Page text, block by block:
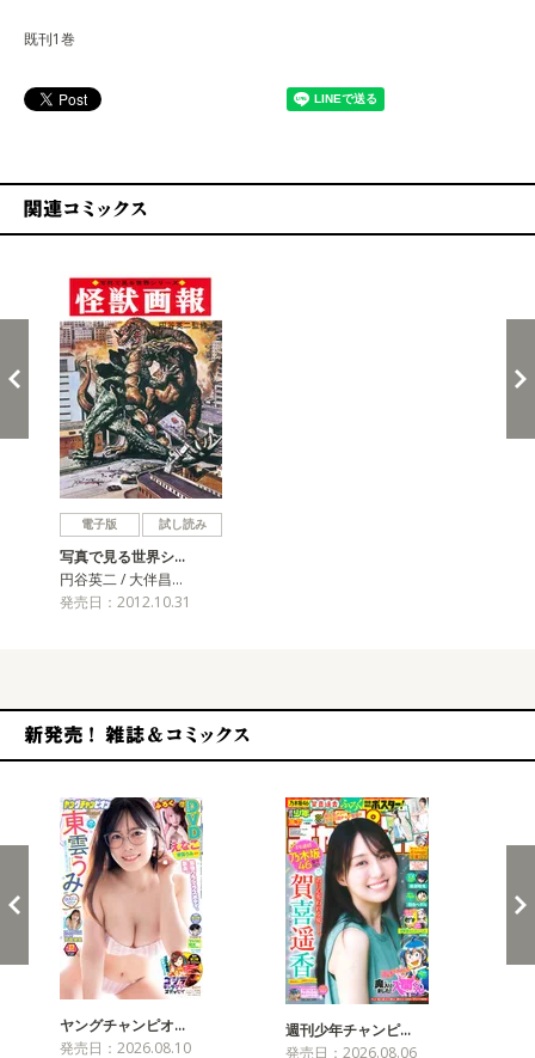
既刊1巻
電子版 試し読み
写真で見る世界シ…
円谷英二 / 大伴昌…
発売日：2012.10.31
ヤングチャンピオ…
発売日：2026.08.10
週刊少年チャンピ…
発売日：2026.08.06